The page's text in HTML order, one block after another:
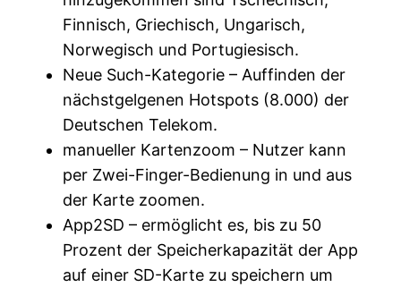
Finnisch, Griechisch, Ungarisch,
Norwegisch und Portugiesisch.
Neue Such-Kategorie – Auffinden der
nächstgelgenen Hotspots (8.000) der
Deutschen Telekom.
manueller Kartenzoom – Nutzer kann
per Zwei-Finger-Bedienung in und aus
der Karte zoomen.
App2SD – ermöglicht es, bis zu 50
Prozent der Speicherkapazität der App
auf einer SD-Karte zu speichern um